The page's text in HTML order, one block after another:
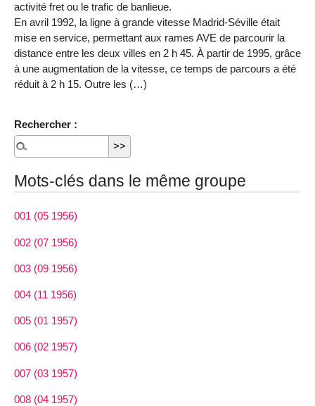
activité fret ou le trafic de banlieue.
En avril 1992, la ligne à grande vitesse Madrid-Séville était
mise en service, permettant aux rames AVE de parcourir la
distance entre les deux villes en 2 h 45. À partir de 1995, grâce
à une augmentation de la vitesse, ce temps de parcours a été
réduit à 2 h 15. Outre les (…)
Rechercher :
Mots-clés dans le même groupe
001 (05 1956)
002 (07 1956)
003 (09 1956)
004 (11 1956)
005 (01 1957)
006 (02 1957)
007 (03 1957)
008 (04 1957)